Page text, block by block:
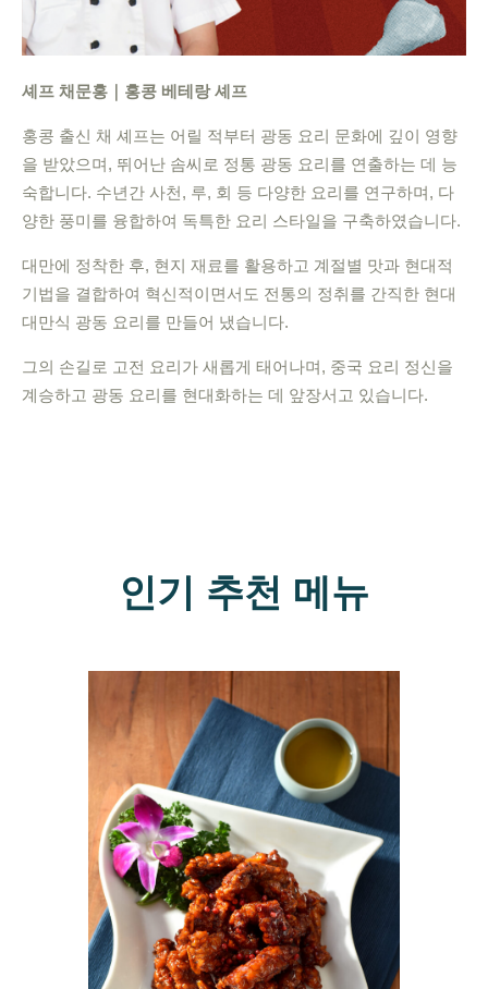
셰프 채문홍｜홍콩 베테랑 셰프
홍콩 출신 채 셰프는 어릴 적부터 광동 요리 문화에 깊이 영향
을 받았으며, 뛰어난 솜씨로 정통 광동 요리를 연출하는 데 능
숙합니다. 수년간 사천, 루, 회 등 다양한 요리를 연구하며, 다
양한 풍미를 융합하여 독특한 요리 스타일을 구축하였습니다.
대만에 정착한 후, 현지 재료를 활용하고 계절별 맛과 현대적
기법을 결합하여 혁신적이면서도 전통의 정취를 간직한 현대
대만식 광동 요리를 만들어 냈습니다.
그의 손길로 고전 요리가 새롭게 태어나며, 중국 요리 정신을
계승하고 광동 요리를 현대화하는 데 앞장서고 있습니다.
인기 추천 메뉴